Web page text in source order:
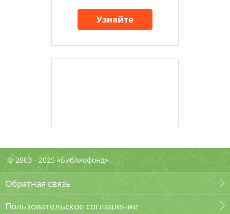
Узнайте
© 2003 - 2025 «Библиофонд»
Обратная связь
Пользовательское соглашение